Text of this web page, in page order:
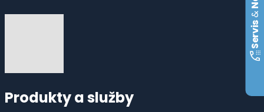
Servis
&
Produkty a služby